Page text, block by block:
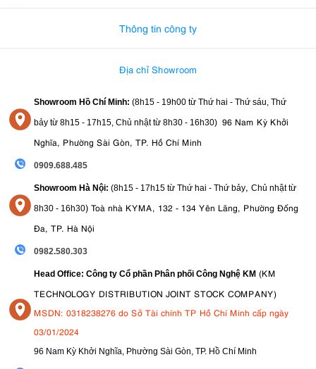
Thông tin công ty
Địa chỉ Showroom
Showroom Hồ Chí Minh: (8h15 - 19h00 từ Thứ hai - Thứ sáu, Thứ
bảy từ 8h15 - 17h15, Chủ nhật từ 8h30 - 16h30) 96 Nam Kỳ Khởi
Nghĩa, Phường Sài Gòn, TP. Hồ Chí Minh
0909.688.485
Showroom Hà Nội: (8h15 - 17h15 từ Thứ hai - Thứ bảy, Chủ nhật từ
8h30 - 16h30) Toà nhà KYMA, 132 - 134 Yên Lãng, Phường Đống
Đa, TP. Hà Nội
0982.580.303
Head Office: Công ty Cổ phần Phân phối Công Nghệ KM (KM
TECHNOLOGY DISTRIBUTION JOINT STOCK COMPANY)
MSDN: 0318238276 do Sở Tài chính TP Hồ Chí Minh cấp ngày
03/01/2024
96 Nam Kỳ Khởi Nghĩa, Phường Sài Gòn, TP. Hồ Chí Minh